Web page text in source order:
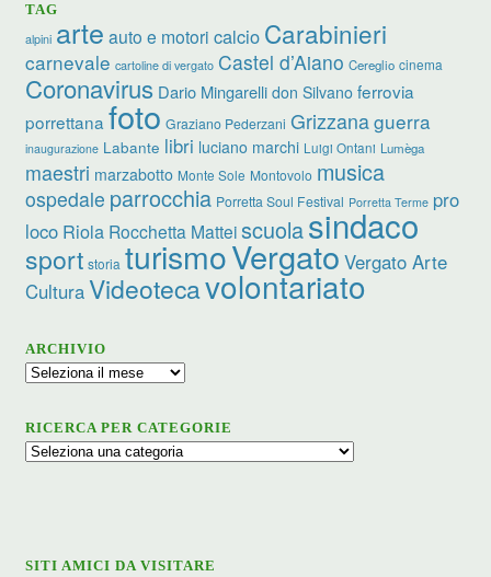
TAG
alpini arte auto e motori calcio Carabinieri
carnevale cartoline di vergato Castel d’Aiano Cereglio cinema
Coronavirus Dario Mingarelli don Silvano ferrovia
porrettana foto Graziano Pederzani Grizzanaguerra
inaugurazione Labante libri luciano marchi Luigi Ontani Lumèga
maestri marzabotto Monte Sole Montovolo musica
ospedale parrocchia Porretta Soul Festival Porretta Terme pro
loco Riola Rocchetta Matteiscuolasindaco
sport storia turismoVergato Vergato Arte
CulturaVideotecavolontariato
ARCHIVIO
Archivio
RICERCA PER CATEGORIE
Ricerca
SITI AMICI DA VISITARE